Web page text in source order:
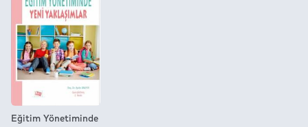
Eğitim Yönetiminde